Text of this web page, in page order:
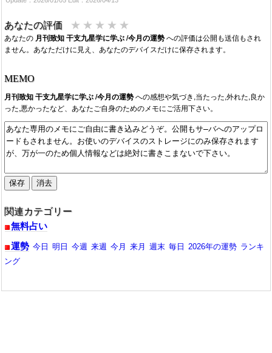
あなたの評価 ★ ★ ★ ★ ★
あなたの 月刊致知 干支九星学に学ぶ /今月の運勢への評価は公開も送信もされ
ません。あなただけに見え、あなたのデバイスだけに保存されます。
MEMO
月刊致知 干支九星学に学ぶ /今月の運勢への感想や気づき,当たった,外れた,良か
った,悪かったなど、あなたご自身のためのメモにご活用下さい。
関連カテゴリー
無料占い
運勢 今日 明日 今週 来週 今月 来月 週末 毎日 2026年の運勢 ランキ
ング